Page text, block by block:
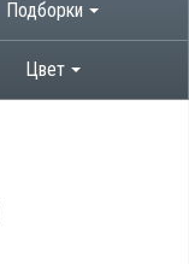
Подборки
Цвет